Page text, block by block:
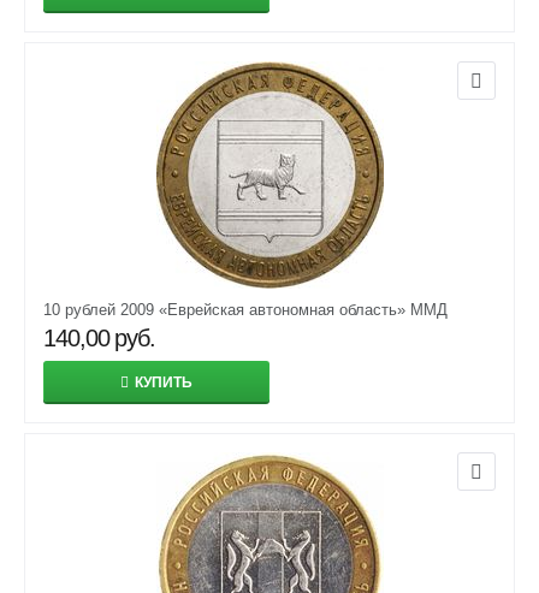
10 рублей 2009 «Еврейская автономная область» ММД
140,00 руб.
КУПИТЬ